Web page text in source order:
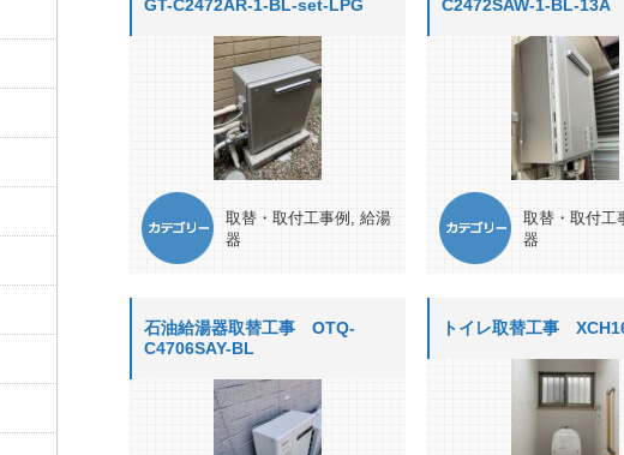
GT-C2472AR-1-BL-set-LPG
取替・取付工事例 , 給湯
器
C2472SAW-1-BL-13A
取替・取付工
器
石油給湯器取替工事 OTQ-
C4706SAY-BL
トイレ取替工事